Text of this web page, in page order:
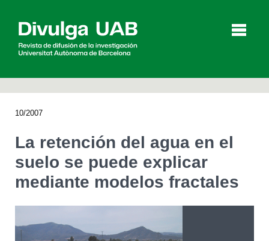
Agenda
Català
10/2007
La retención del agua en el
suelo se puede explicar
mediante modelos fractales